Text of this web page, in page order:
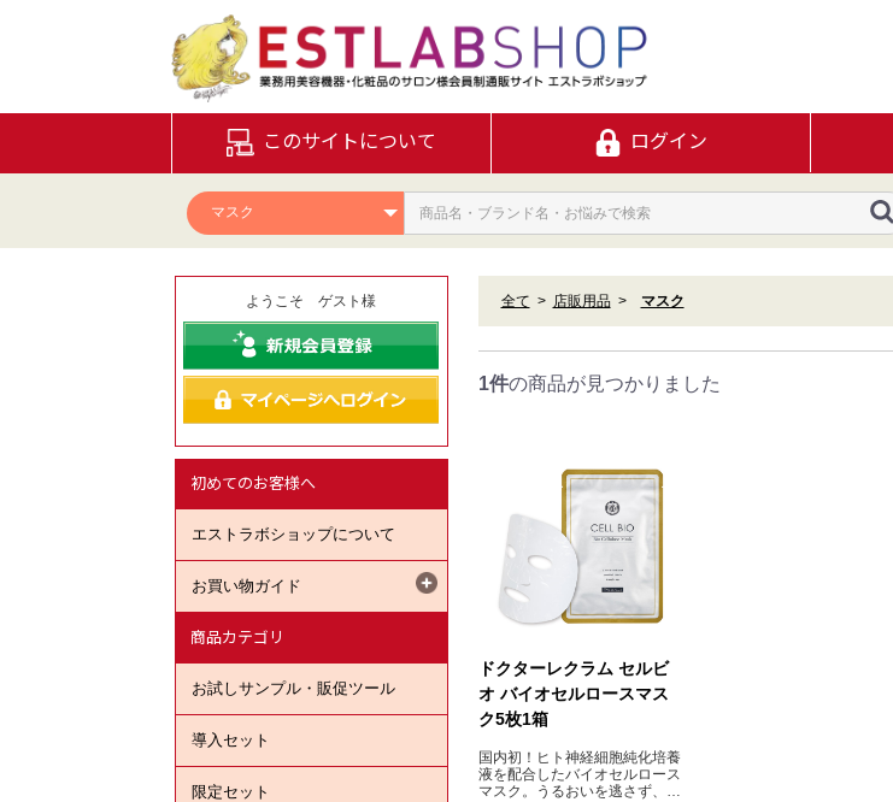
このサイトについて ログイン
ようこそ ゲスト様
初めてのお客様へ
エストラボショップについて
お買い物ガイド
商品カテゴリ
お試しサンプル・販促ツール
導入セット
限定セット
全て 店販用品 マスク
1件の商品が見つかりました
ドクターレクラム セルビ
オ バイオセルロースマス
ク5枚1箱
国内初！ヒト神経細胞純化培養
液を配合したバイオセルロース
マスク。うるおいを逃さず、み